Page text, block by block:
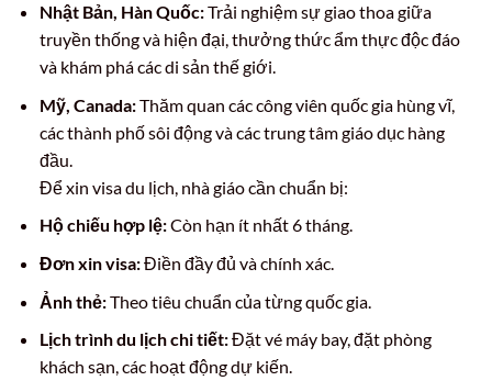
Nhật Bản, Hàn Quốc:Trải nghiệm sự giao thoa giữa
truyền thống và hiện đại, thưởng thức ẩm thực độc đáo
và khám phá các di sản thế giới.
Mỹ, Canada:Thăm quan các công viên quốc gia hùng vĩ,
các thành phố sôi động và các trung tâm giáo dục hàng
đầu.
Để xin visa du lịch, nhà giáo cần chuẩn bị:
Hộ chiếu hợp lệ:Còn hạn ít nhất 6 tháng.
Đơn xin visa:Điền đầy đủ và chính xác.
Ảnh thẻ:Theo tiêu chuẩn của từng quốc gia.
Lịch trình du lịch chi tiết:Đặt vé máy bay, đặt phòng
khách sạn, các hoạt động dự kiến.